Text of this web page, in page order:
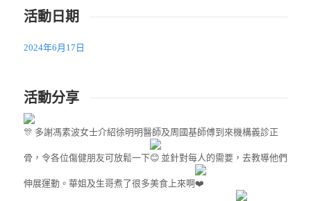
活動日期
2024年6月17日
活動分享
多謝馮素波女士介紹徐明明醫師及周國基師傅到來機構義診正
骨，令各位傷健朋友可放鬆一下
並針對每人的需要，去教導他們
伸展運動。華姐及生哥煮了很多美食上來啊